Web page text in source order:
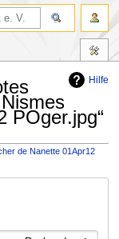
Hilfe
POger.jpg“
de Nanette 01Apr12